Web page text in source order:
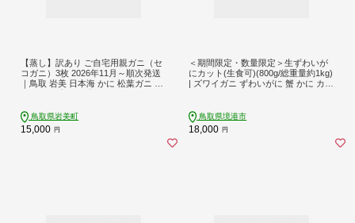
【蒸し】訳あり ご自宅用親ガニ（セ
コガニ）3枚 2026年11月～順次発送
｜鳥取 岩美 日本海 かに 松葉ガニ ズ
鳥取県岩美町
15,000 円
＜期間限定・数量限定＞生ずわいが
にカット(生食可)(800g/総重量約1kg)
| ズワイガニ ずわいがに 蟹 かに カニ
身 海鮮 魚介 魚介類 鍋 カニ鍋 焼きガ
ニ 海鮮丼 冷凍 保存 大容量 家庭用 お
取り寄せ グルメ 人気 おすすめ 期間
鳥取県境港市
18,000 円